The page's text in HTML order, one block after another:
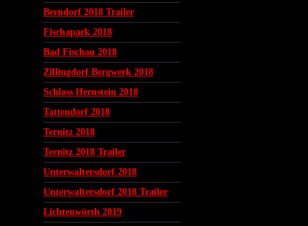
Berndorf 2018 Trailer
Fischapark 2018
Bad Fischau 2018
Zillingdorf Bergwerk 2018
Schloss Hernstein 2018
Tattendorf 2018
Ternitz 2018
Ternitz 2018 Trailer
Unterwaltersdorf 2018
Unterwaltersdorf 2018 Trailer
Lichtenwörth 2019